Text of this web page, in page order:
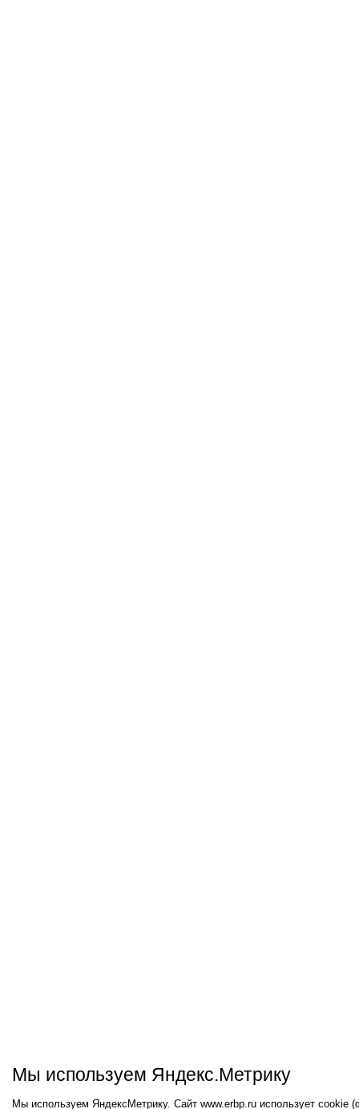
Мы используем Яндекс.Метрику
Мы используем ЯндексМетрику. Сайт www.erbp.ru использует